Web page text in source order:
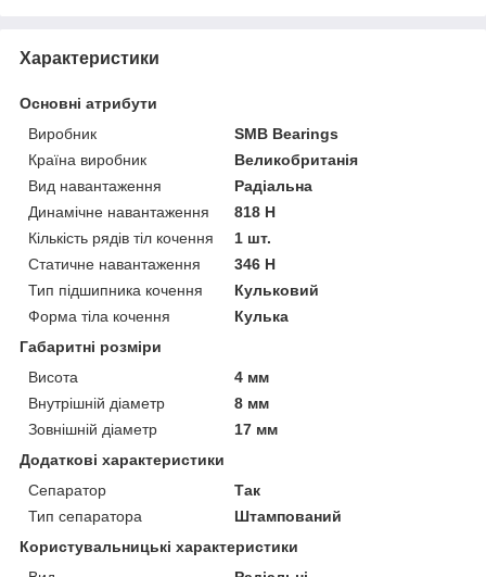
Характеристики
Основні атрибути
Виробник
SMB Bearings
Країна виробник
Великобританія
Вид навантаження
Радіальна
Динамічне навантаження
818 Н
Кількість рядів тіл кочення
1 шт.
Статичне навантаження
346 Н
Тип підшипника кочення
Кульковий
Форма тіла кочення
Кулька
Габаритні розміри
Висота
4 мм
Внутрішній діаметр
8 мм
Зовнішній діаметр
17 мм
Додаткові характеристики
Сепаратор
Так
Тип сепаратора
Штампований
Користувальницькі характеристики